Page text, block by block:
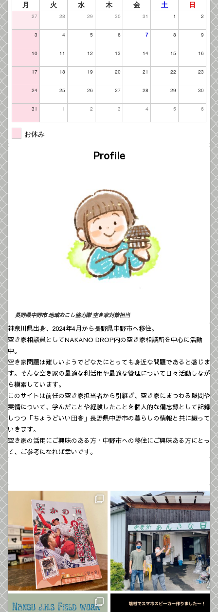
月 火 水 木 金 土 日
27 28 29 30 31 1 2
3 4 5 6 7 8 9
10 11 12 13 14 15 16
17 18 19 20 21 22 23
24 25 26 27 28 29 30
31 1 2 3 4 5 6
お休み
Profile
長野県中野市 地域おこし協力隊 空き家対策担当
神奈川県出身、2024年4月から長野県中野市へ移住。
空き家相談員としてNAKANO DROP内の空き家相談所を中心に活動
中。
空き家問題は難しいようでどなたにとっても身近な問題であると感じま
す。そんな空き家の最適な利活用や最適な管理について日々活動しなが
ら模索しています。
このサイトは前任の空き家担当者から引継ぎ、空き家にまつわる疑問や
実情について、学んだことや経験したことを個人的な備忘録として記録
しつつ「ちょうどいい田舎」長野県中野市の暮らしの情報と共に綴って
いきます。
空き家の活用にご興味のある方・中野市への移住にご興味ある方にとっ
て、ご参考になれば幸いです。